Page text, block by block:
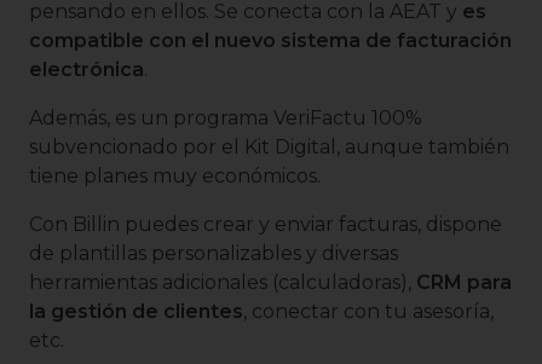
pensando en ellos. Se conecta con la AEAT y es
compatible con el nuevo sistema de facturación
electrónica.
Además, es un programa VeriFactu 100%
subvencionado por el Kit Digital, aunque también
tiene planes muy económicos.
Con Billin puedes crear y enviar facturas, dispone
de plantillas personalizables y diversas
herramientas adicionales (calculadoras), CRM para
la gestión de clientes, conectar con tu asesoría,
etc.